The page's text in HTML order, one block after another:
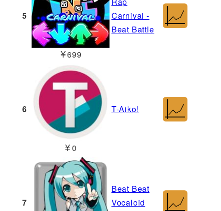
5
￥699
Carnival -
Beat Battle
6
￥0
T-Aiko!
7
Beat Beat
Vocaloid